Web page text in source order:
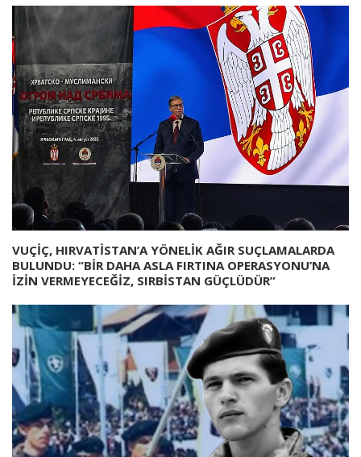
VUÇİÇ, HIRVATİSTAN’A YÖNELİK AĞIR SUÇLAMALARDA
BULUNDU: “BİR DAHA ASLA FIRTINA OPERASYONU’NA
İZİN VERMEYECEĞİZ, SIRBİSTAN GÜÇLÜDÜR”